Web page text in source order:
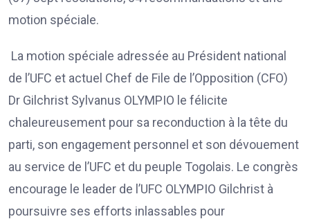
motion spéciale.
La motion spéciale adressée au Président national
de l’UFC et actuel Chef de File de l’Opposition (CFO)
Dr Gilchrist Sylvanus OLYMPIO le félicite
chaleureusement pour sa reconduction à la tête du
parti, son engagement personnel et son dévouement
au service de l’UFC et du peuple Togolais. Le congrès
encourage le leader de l’UFC OLYMPIO Gilchrist à
poursuivre ses efforts inlassables pour